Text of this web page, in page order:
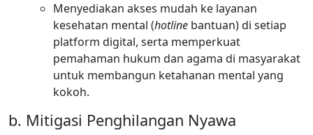
Menyediakan akses mudah ke layanan
kesehatan mental (hotline bantuan) di setiap
platform digital, serta memperkuat
pemahaman hukum dan agama di masyarakat
untuk membangun ketahanan mental yang
kokoh.
b. Mitigasi Penghilangan Nyawa